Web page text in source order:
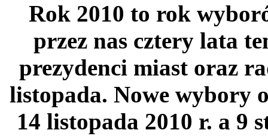
Rok 2010 to rok
przez nas cztery lata
prezydenci miast oraz
listopada. Nowe wybory
14 listopada 2010 r. a 9